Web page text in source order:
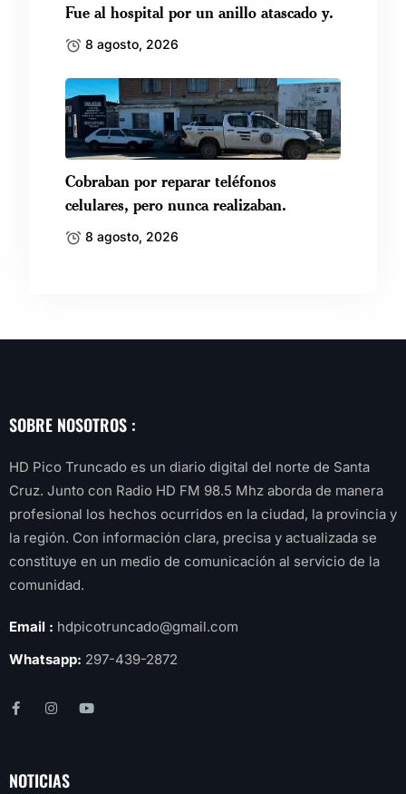
Fue al hospital por un anillo atascado y.
8 agosto, 2026
Cobraban por reparar teléfonos
celulares, pero nunca realizaban.
8 agosto, 2026
SOBRE NOSOTROS :
HD Pico Truncado es un diario digital del norte de Santa
Cruz. Junto con Radio HD FM 98.5 Mhz aborda de manera
profesional los hechos ocurridos en la ciudad, la provincia y
la región. Con información clara, precisa y actualizada se
constituye en un medio de comunicación al servicio de la
comunidad.
Email : hdpicotruncado@gmail.com
Whatsapp: 297-439-2872
NOTICIAS